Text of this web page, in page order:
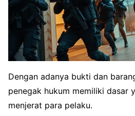
Dengan adanya bukti dan
penegak hukum memiliki dasar
menjerat para pelaku.